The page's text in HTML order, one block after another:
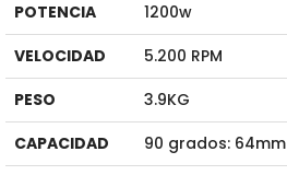
POTENCIA
1200w
VELOCIDAD
5.200 RPM
PESO
3.9KG
CAPACIDAD
90 grados: 64mm